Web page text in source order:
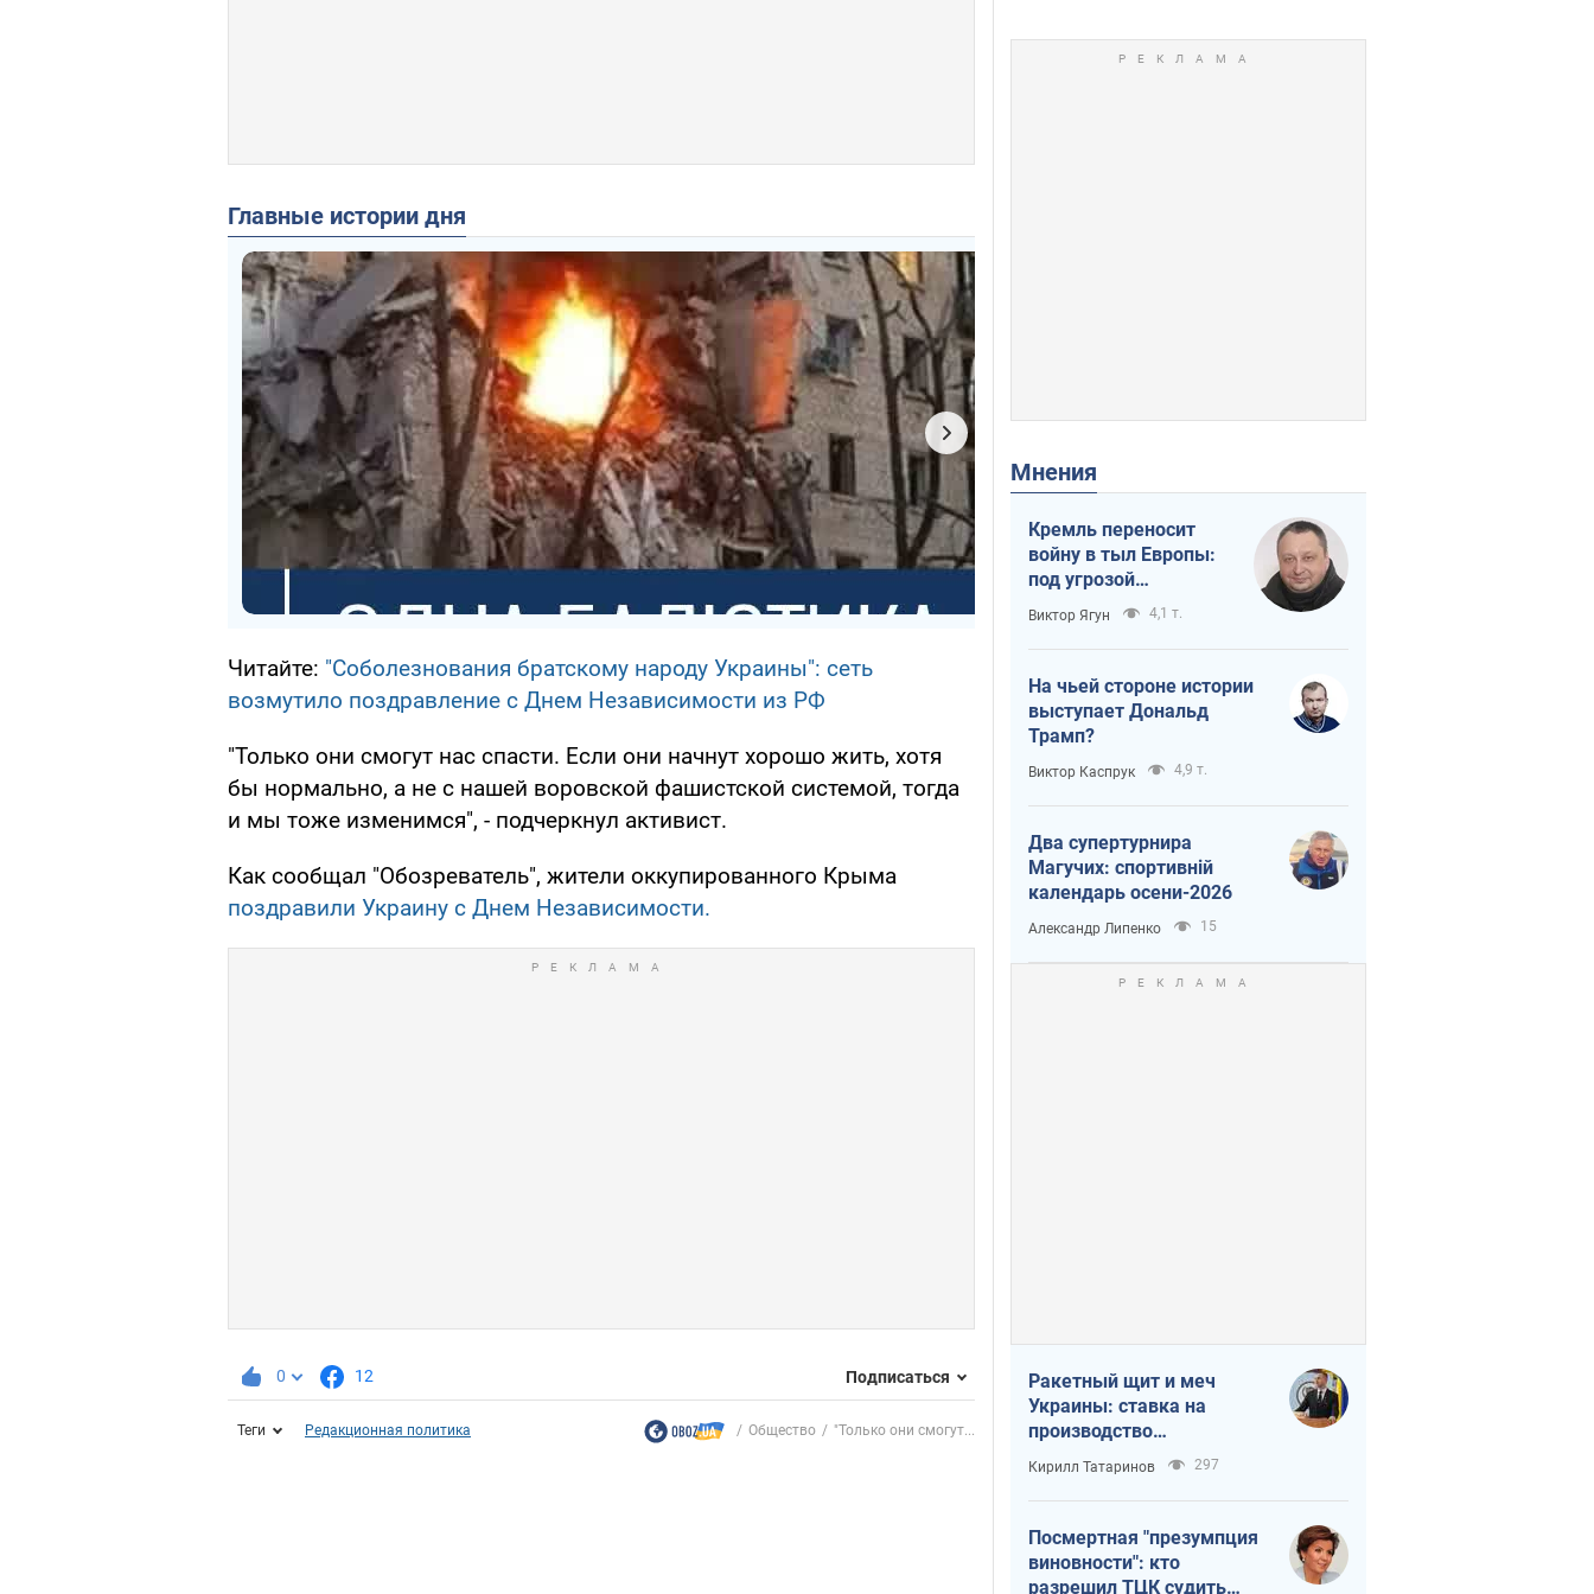
Главные истории дня
Читайте: "Соболезнования братскому народу Украины": сеть
возмутило поздравление с Днем Независимости из РФ
"Только они смогут нас спасти. Если они начнут хорошо жить, хотя
бы нормально, а не с нашей воровской фашистской системой, тогда
и мы тоже изменимся", - подчеркнул активист.
Как сообщал "Обозреватель", жители оккупированного Крыма
поздравили Украину с Днем Независимости.
0 12 Подписаться
Теги Редакционная политика Общество "Только они смогут...
Мнения
Кремль переносит
войну в тыл Европы:
под угрозой
критическая
логистика
Виктор Ягун 4,1 т.
На чьей стороне истории
выступает Дональд
Трамп?
Виктор Каспрук 4,9 т.
Два супертурнира
Магучих: спортивній
календарь осени-2026
Александр Липенко 15
Ракетный щит и меч
Украины: ставка на
производство
собственных ракет
Кирилл Татаринов 297
Посмертная "презумпция
виновности": кто
разрешил ТЦК судить